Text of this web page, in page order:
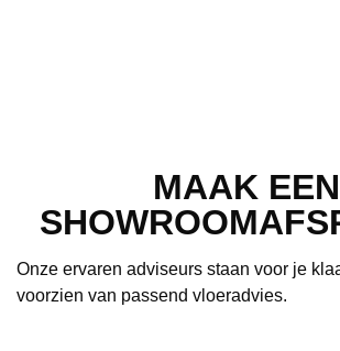
MAAK EEN
Onze ervaren adviseurs staan voor je
voorzien van passend vloeradvies.